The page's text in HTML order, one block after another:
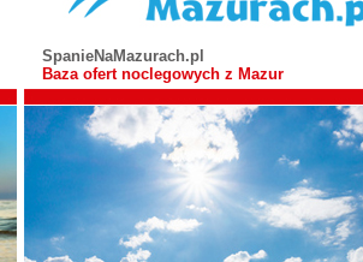
SpanieNaMazurach.pl
Baza ofert noclegowych z Mazur